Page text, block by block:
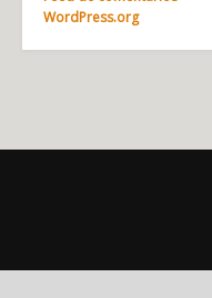
WordPress.org